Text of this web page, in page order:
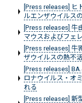
[Press releases] ヒ
ルエンザウイルス
[Press releases] 牛
マウスおよびフェ
[Press releases] 牛
ザウイルスの熱不
[Press releases]
ロナウイルス・オ
れる
[Press releases] 新